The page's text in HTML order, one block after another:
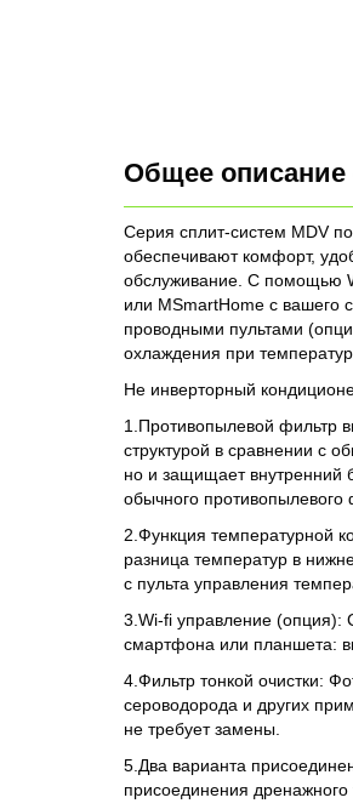
Общее описание
Серия сплит-систем MDV
обеспечивают комфорт,
обслуживание. С помощью
или MSmartHome с вашего
проводными пультами
охлаждения при
Не инверторный
1.Противопылевой фильтр
структурой в сравнении с
но и защищает внутренний
обычного противопылевого
2.Функция температурной
разница температур в
с пульта управления
3.Wi-fi управление
смартфона или планшета:
4.Фильтр тонкой очистки:
сероводорода и других
не требует замены.
5.Два варианта
присоединения